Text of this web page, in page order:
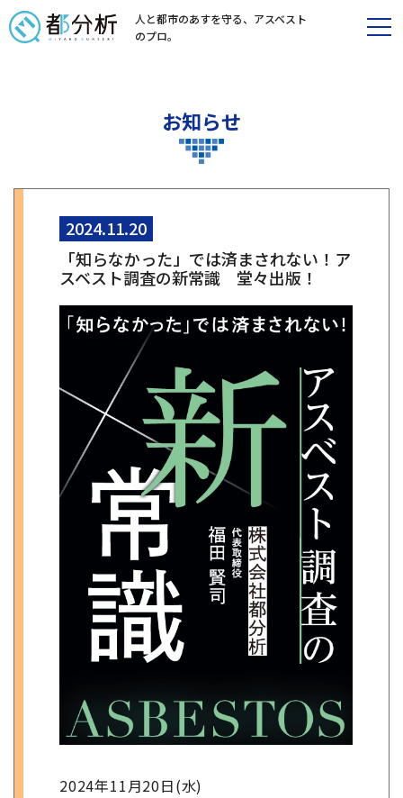
人と都市のあすを守る、 アスベスト
のプロ。
お知らせ
2024.11.20
「知らなかった」では済まされない！ア
スベスト調査の新常識 堂々出版！
2024年11月20日(水)